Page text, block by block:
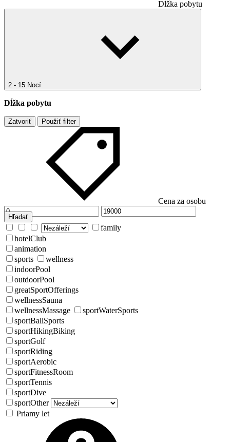
Dĺžka pobytu
2 - 15 Nocí
Dĺžka pobytu
Zatvoriť Použiť filter
Cena za osobu
Hľadať
family
hotelClub
animation
sports
wellness
indoorPool
outdoorPool
greatSportOfferings
wellnessSauna
wellnessMassage
sportWaterSports
sportBallSports
sportHikingBiking
sportGolf
sportRiding
sportAerobic
sportFitnessRoom
sportTennis
sportDive
sportOther
Priamy let